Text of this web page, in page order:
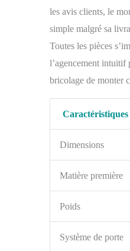
les avis clients, le
simple malgré sa
Toutes les pièces
l’agencement intuitif
bricolage de monter
Caractéristiques
Dimensions
Matière première
Poids
Système de porte